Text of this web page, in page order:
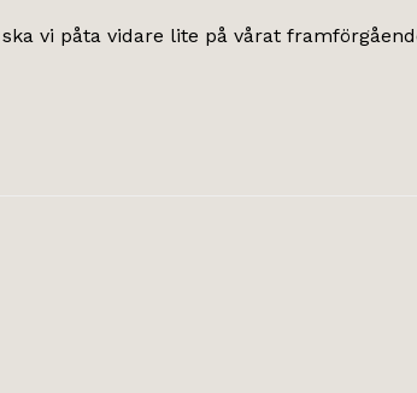
vi påta vidare lite på vårat